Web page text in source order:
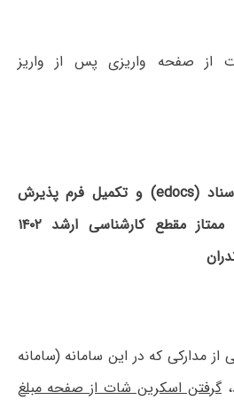
از صفحه واریزی پس از واریز
مراحل ورود به سامانه اسناد (edocs) و تکمیل فرم پذیرش
بدون آزمون دانشجویان ممتاز مقطع کارشناسی ارشد ۱۴۰۲
از مدارکی که در این سامانه (سامانه
گرفتن اسکرین شات از صفحه مبلغ